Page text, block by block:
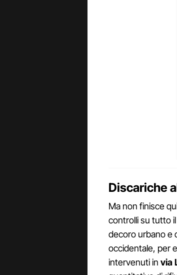
Discariche
Ma non finisce
controlli su tutto
decoro urbano e
occidentale, per
intervenuti in via